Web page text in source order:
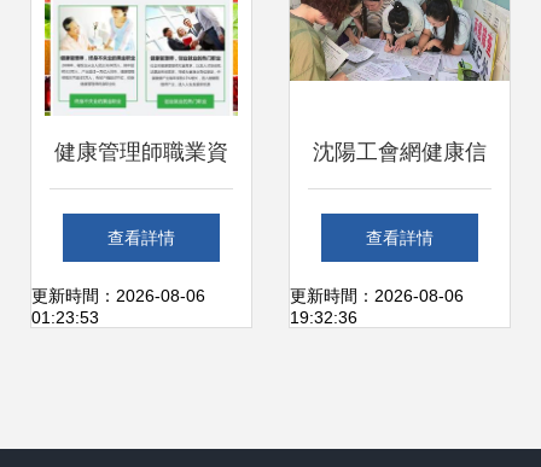
健康管理師職業資
格信息咨詢問答
查看詳情
更新時間：2026-08-06
01:23:53
沈陽工會網健康信
息咨詢 職工健康的
貼心守護者
查看詳情
更新時間：2026-08-06
19:32:36